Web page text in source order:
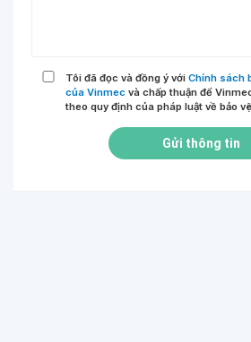
Tôi đã đọc và đồng ý với Chính sách
của Vinmec và chấp thuận để
theo quy định của pháp luật về bảo vệ
Gửi thông tin